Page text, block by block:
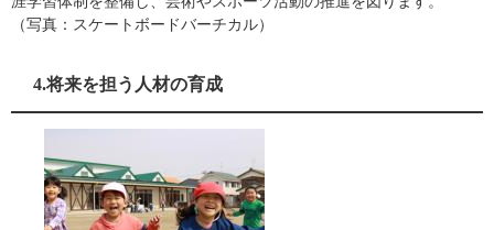
（写真：スケートボードバーチカル）
4.将来を担う人材の育成